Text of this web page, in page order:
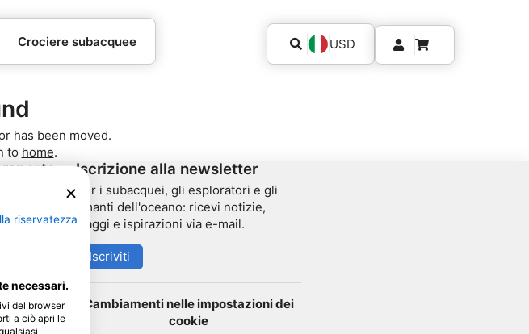
Crociere subacquee USD
has been moved.
to home.
Iscrizione alla newsletter
Per i subacquei, gli esploratori e gli
amanti dell'oceano: ricevi notizie,
viaggi e ispirazioni via e-mail.
Iscriviti
Cambiamenti nelle impostazioni dei
cookie
riservatezza
necessari.
del browser
a ciò apri le